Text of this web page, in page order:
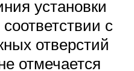
установки
с
отверстий
отмечается